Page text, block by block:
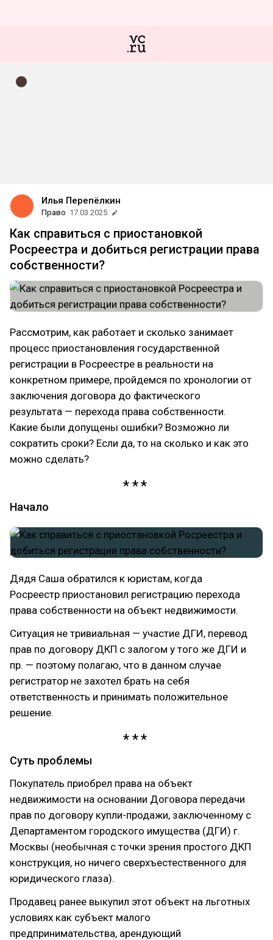
Илья Перепёлкин
Право 17.03.2025
Как справиться с приостановкой
Росреестра и добиться регистрации права
собственности?
Рассмотрим, как работает и сколько занимает
процесс приостановления государственной
регистрации в Росреестре в реальности на
конкретном примере, пройдемся по хронологии от
заключения договора до фактического
результата — перехода права собственности.
Какие были допущены ошибки? Возможно ли
сократить сроки? Если да, то на сколько и как это
можно сделать?
Начало
Дядя Саша обратился к юристам, когда
Росреестр приостановил регистрацию перехода
права собственности на объект недвижимости.
Ситуация не тривиальная — участие ДГИ, перевод
прав по договору ДКП с залогом у того же ДГИ и
пр. — поэтому полагаю, что в данном случае
регистратор не захотел брать на себя
ответственность и принимать положительное
решение.
Суть проблемы
Покупатель приобрел права на объект
недвижимости на основании Договора передачи
прав по договору купли-продажи, заключенному с
Департаментом городского имущества (ДГИ) г.
Москвы (необычная с точки зрения простого ДКП
конструкция, но ничего сверхъестественного для
юридического глаза).
Продавец ранее выкупил этот объект на льготных
условиях как субъект малого
предпринимательства, арендующий